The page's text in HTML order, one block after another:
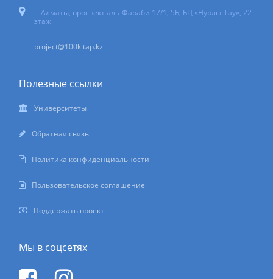
г. Алматы, проспект аль-Фараби 17/1, 5Б, БЦ «Нурлы-Тау», 22
этаж
project@100kitap.kz
Полезные ссылки
Университеты
Обратная связь
Политика конфиденциальности
Пользовательское соглашение
Поддержать проект
Мы в соцсетях